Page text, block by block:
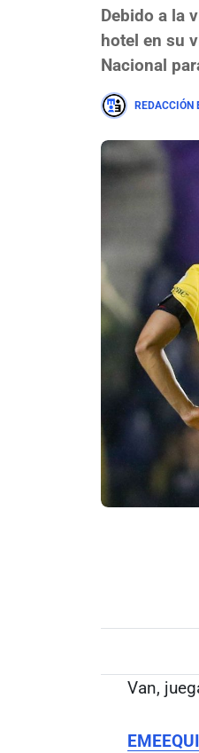
Debido a la
hotel en su
Nacional
REDACCIÓN
Van,